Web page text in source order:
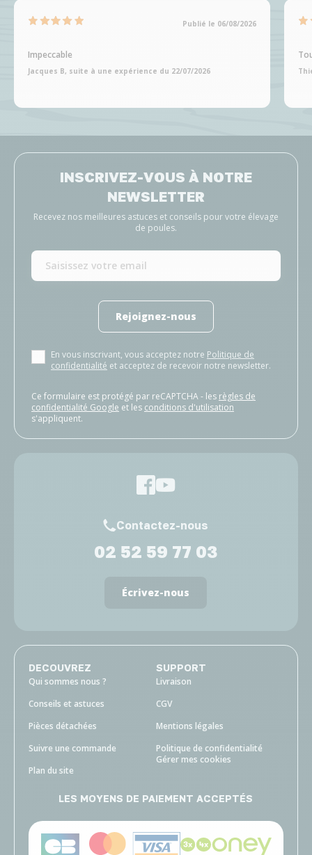
Publié le 06/08/2026
Impeccable
Jacques B, suite à une expérience du 22/07/2026
INSCRIVEZ-VOUS À NOTRE
NEWSLETTER
Recevez nos meilleures astuces et conseils pour votre élevage
de poules.
Rejoignez-nous
En vous inscrivant, vous acceptez notre Politique de
confidentialité et acceptez de recevoir notre newsletter.
Ce formulaire est protégé par reCAPTCHA - les règles de
confidentialité Google et les conditions d'utilisation
s'appliquent.
Contactez-nous
02 52 59 77 03
Écrivez-nous
DECOUVREZ
Qui sommes nous ?
Conseils et astuces
Pièces détachées
Suivre une commande
Plan du site
SUPPORT
Livraison
CGV
Mentions légales
Politique de confidentialité
Gérer mes cookies
LES MOYENS DE PAIEMENT ACCEPTÉS